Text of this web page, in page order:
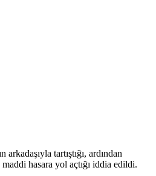
tartıştığı, ardından
maddi hasara yol açtığı iddia edildi.